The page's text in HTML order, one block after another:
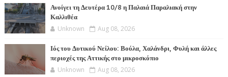
Ανοίγει τη Δευτέρα 10/8 η Παλαιά Παραλιακή στην
Καλλιθέα
Unknown Aug 08, 2026
Ιός του Δυτικού Νείλου: Βούλα, Χαλάνδρι, Φυλή και άλλες
περιοχές της Αττικής στο μικροσκόπιο
Unknown Aug 08, 2026